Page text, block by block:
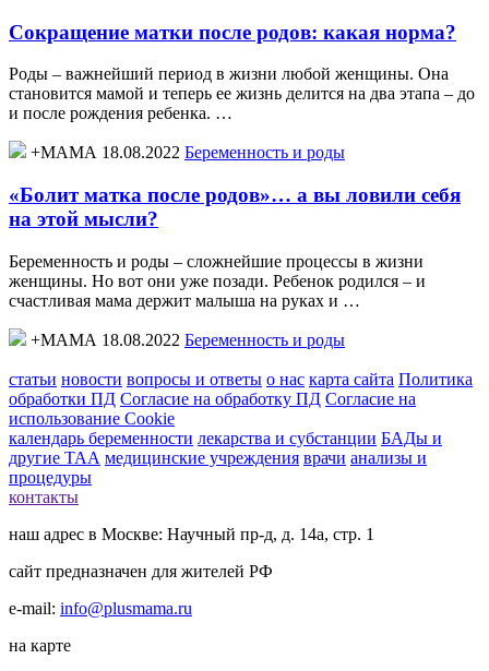
Сокращение матки после родов: какая норма?
Роды – важнейший период в жизни любой женщины. Она
становится мамой и теперь ее жизнь делится на два этапа – до
и после рождения ребенка. …
+МАМА 18.08.2022 Беременность и роды
«Болит матка после родов»… а вы ловили себя
на этой мысли?
Беременность и роды – сложнейшие процессы в жизни
женщины. Но вот они уже позади. Ребенок родился – и
счастливая мама держит малыша на руках и …
+МАМА 18.08.2022 Беременность и роды
статьи новости вопросы и ответы о нас карта сайта Политика
обработки ПД Согласие на обработку ПД Согласие на
использование Cookie
календарь беременности лекарства и субстанции БАДы и
другие ТАА медицинские учреждения врачи анализы и
процедуры
контакты
наш адрес в Москве: Научный пр-д, д. 14а, стр. 1
сайт предназначен для жителей РФ
e-mail: info@plusmama.ru
на карте